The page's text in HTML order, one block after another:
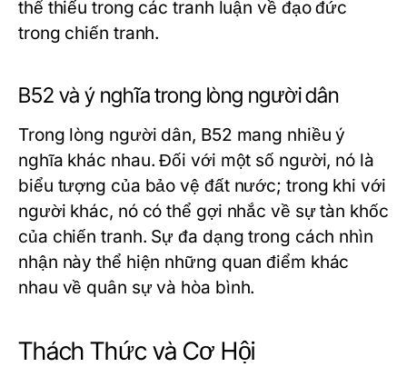
thể thiếu trong các tranh luận về đạo đức
trong chiến tranh.
B52 và ý nghĩa trong lòng người dân
Trong lòng người dân, B52 mang nhiều ý
nghĩa khác nhau. Đối với một số người, nó là
biểu tượng của bảo vệ đất nước; trong khi với
người khác, nó có thể gợi nhắc về sự tàn khốc
của chiến tranh. Sự đa dạng trong cách nhìn
nhận này thể hiện những quan điểm khác
nhau về quân sự và hòa bình.
Thách Thức và Cơ Hội